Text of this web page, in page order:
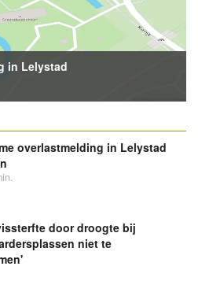
in Lelystad
overlastmelding in Lelystad
door droogte bij
niet te